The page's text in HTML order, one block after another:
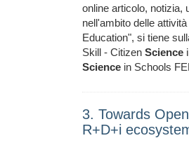
online articolo, notizia,
nell'ambito delle
Education", si tiene
Skill - Citizen Science
Science in Schools
3. Towards
R+D+i